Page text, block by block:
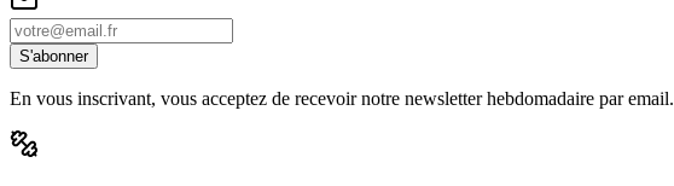
S'abonner
En vous inscrivant, vous acceptez de recevoir notre newsletter hebdomadaire par email.